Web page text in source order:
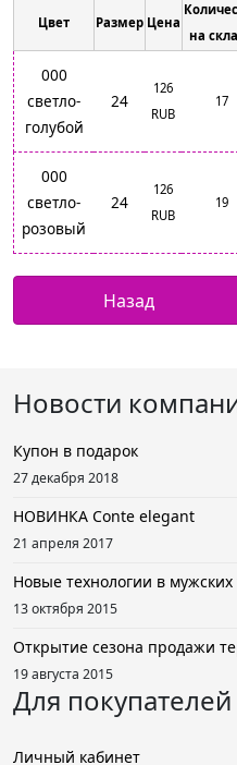
Цвет Размер Цена
на
000
светло-
голубой
24
126
RUB
17
000
светло-
розовый
24
126
RUB
19
Новости
Купон в подарок
27 декабря 2018
НОВИНКА Conte elegant
21 апреля 2017
Новые технологии в мужских
13 октября 2015
Открытие сезона продажи
19 августа 2015
Для покупателей
Личный кабинет